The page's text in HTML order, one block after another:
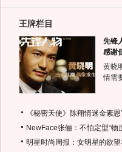
王牌栏目
先锋
感谢
黄晓
情需
《秘密天使》陈翔情迷金素
NewFace张俪：不怕定型“物
明星时尚周报：女明星的欲